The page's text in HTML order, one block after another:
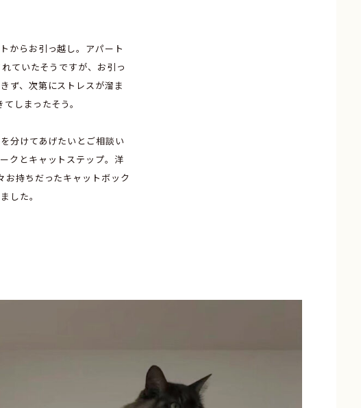
からお引っ越し。アパート
ていたそうですが、お引っ
ず、次第にストレスが溜ま
しまったそう。
分けてあげたいとご相談い
クとキャットステップ。洋
持ちだったキャットボック
した。